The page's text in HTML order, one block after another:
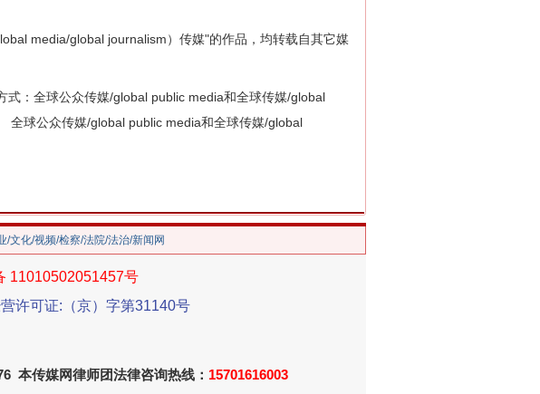
media/global journalism）传媒"的作品，均转载自其它媒
：全球公众传媒/global public media和全球传媒/global
全球公众传媒/global public media和全球传媒/global
/文化/视频/检察/法院/法治/新闻网
11010502051457号
许可证:（京）字第31140号
本传媒网律师团法律咨询热线： 15701616003